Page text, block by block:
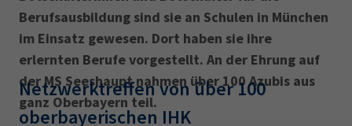
Berufsausbildung sind sie an Schulen in München
im Einsatz gewesen. Dort haben sie ihre
erlernten Berufe vorgestellt. An der Ehrung auf
der MS Seeshaupt nahmen über 100 Azubis aus
ganz Oberbayern teil.
Netzwerktreffen von über 100
oberbayerischen IHK